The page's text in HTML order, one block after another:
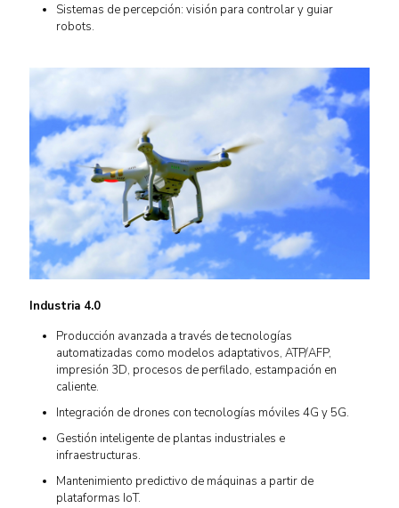
Sistemas de percepción: visión para controlar y guiar
robots.
Industria 4.0
Producción avanzada a través de tecnologías
automatizadas como modelos adaptativos, ATP/AFP,
impresión 3D, procesos de perfilado, estampación en
caliente.
Integración de drones con tecnologías móviles 4G y 5G.
Gestión inteligente de plantas industriales e
infraestructuras.
Mantenimiento predictivo de máquinas a partir de
plataformas IoT.